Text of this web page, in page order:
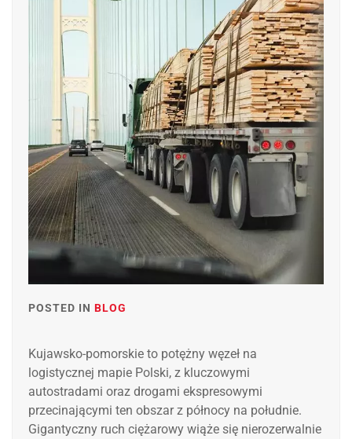
POSTED IN BLOG
Kujawsko-pomorskie to potężny węzeł na
logistycznej mapie Polski, z kluczowymi
autostradami oraz drogami ekspresowymi
przecinającymi ten obszar z północy na południe.
Gigantyczny ruch ciężarowy wiąże się nierozerwalnie